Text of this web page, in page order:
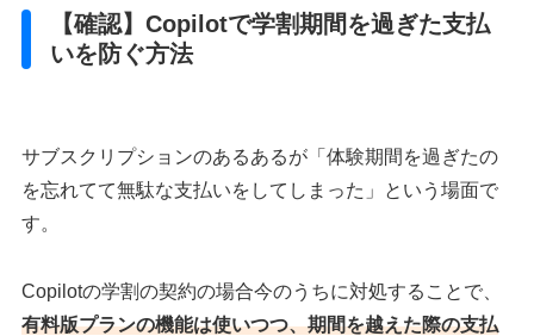
【確認】Copilotで学割期間を過ぎた支払
いを防ぐ方法
サブスクリプションのあるあるが「体験期間を過ぎたの
を忘れてて無駄な支払いをしてしまった」という場面で
す。
Copilotの学割の契約の場合今のうちに対処することで、
有料版プランの機能は使いつつ、期間を越えた際の支払